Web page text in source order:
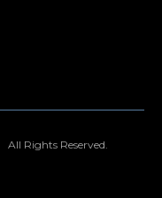
All Rights Reserved.